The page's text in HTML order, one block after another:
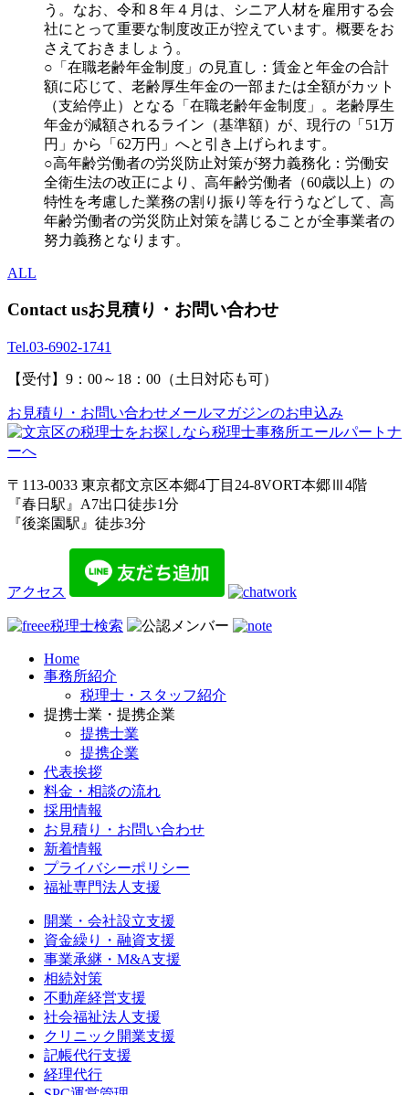
う。なお、令和８年４月は、シニア人材を雇用する会
社にとって重要な制度改正が控えています。概要をお
さえておきましょう。
○「在職老齢年金制度」の見直し：賃金と年金の合計
額に応じて、老齢厚生年金の一部または全額がカット
（支給停止）となる「在職老齢年金制度」。老齢厚生
年金が減額されるライン（基準額）が、現行の「51万
円」から「62万円」へと引き上げられます。
○高年齢労働者の労災防止対策が努力義務化：労働安
全衛生法の改正により、高年齢労働者（60歳以上）の
特性を考慮した業務の割り振り等を行うなどして、高
年齢労働者の労災防止対策を講じることが全事業者の
努力義務となります。
ALL
Contact usお見積り・お問い合わせ
Tel.03-6902-1741
【受付】9：00～18：00（土日対応も可）
お見積り・お問い合わせ メールマガジンのお申込み
〒113-0033 東京都文京区本郷4丁目24-8VORT本郷Ⅲ4階
『春日駅』A7出口徒歩1分
『後楽園駅』徒歩3分
アクセス
Home
事務所紹介
税理士・スタッフ紹介
提携士業・提携企業
提携士業
提携企業
代表挨拶
料金・相談の流れ
採用情報
お見積り・お問い合わせ
新着情報
プライバシーポリシー
福祉専門法人支援
開業・会社設立支援
資金繰り・融資支援
事業承継・M&A支援
相続対策
不動産経営支援
社会福祉法人支援
クリニック開業支援
記帳代行支援
経理代行